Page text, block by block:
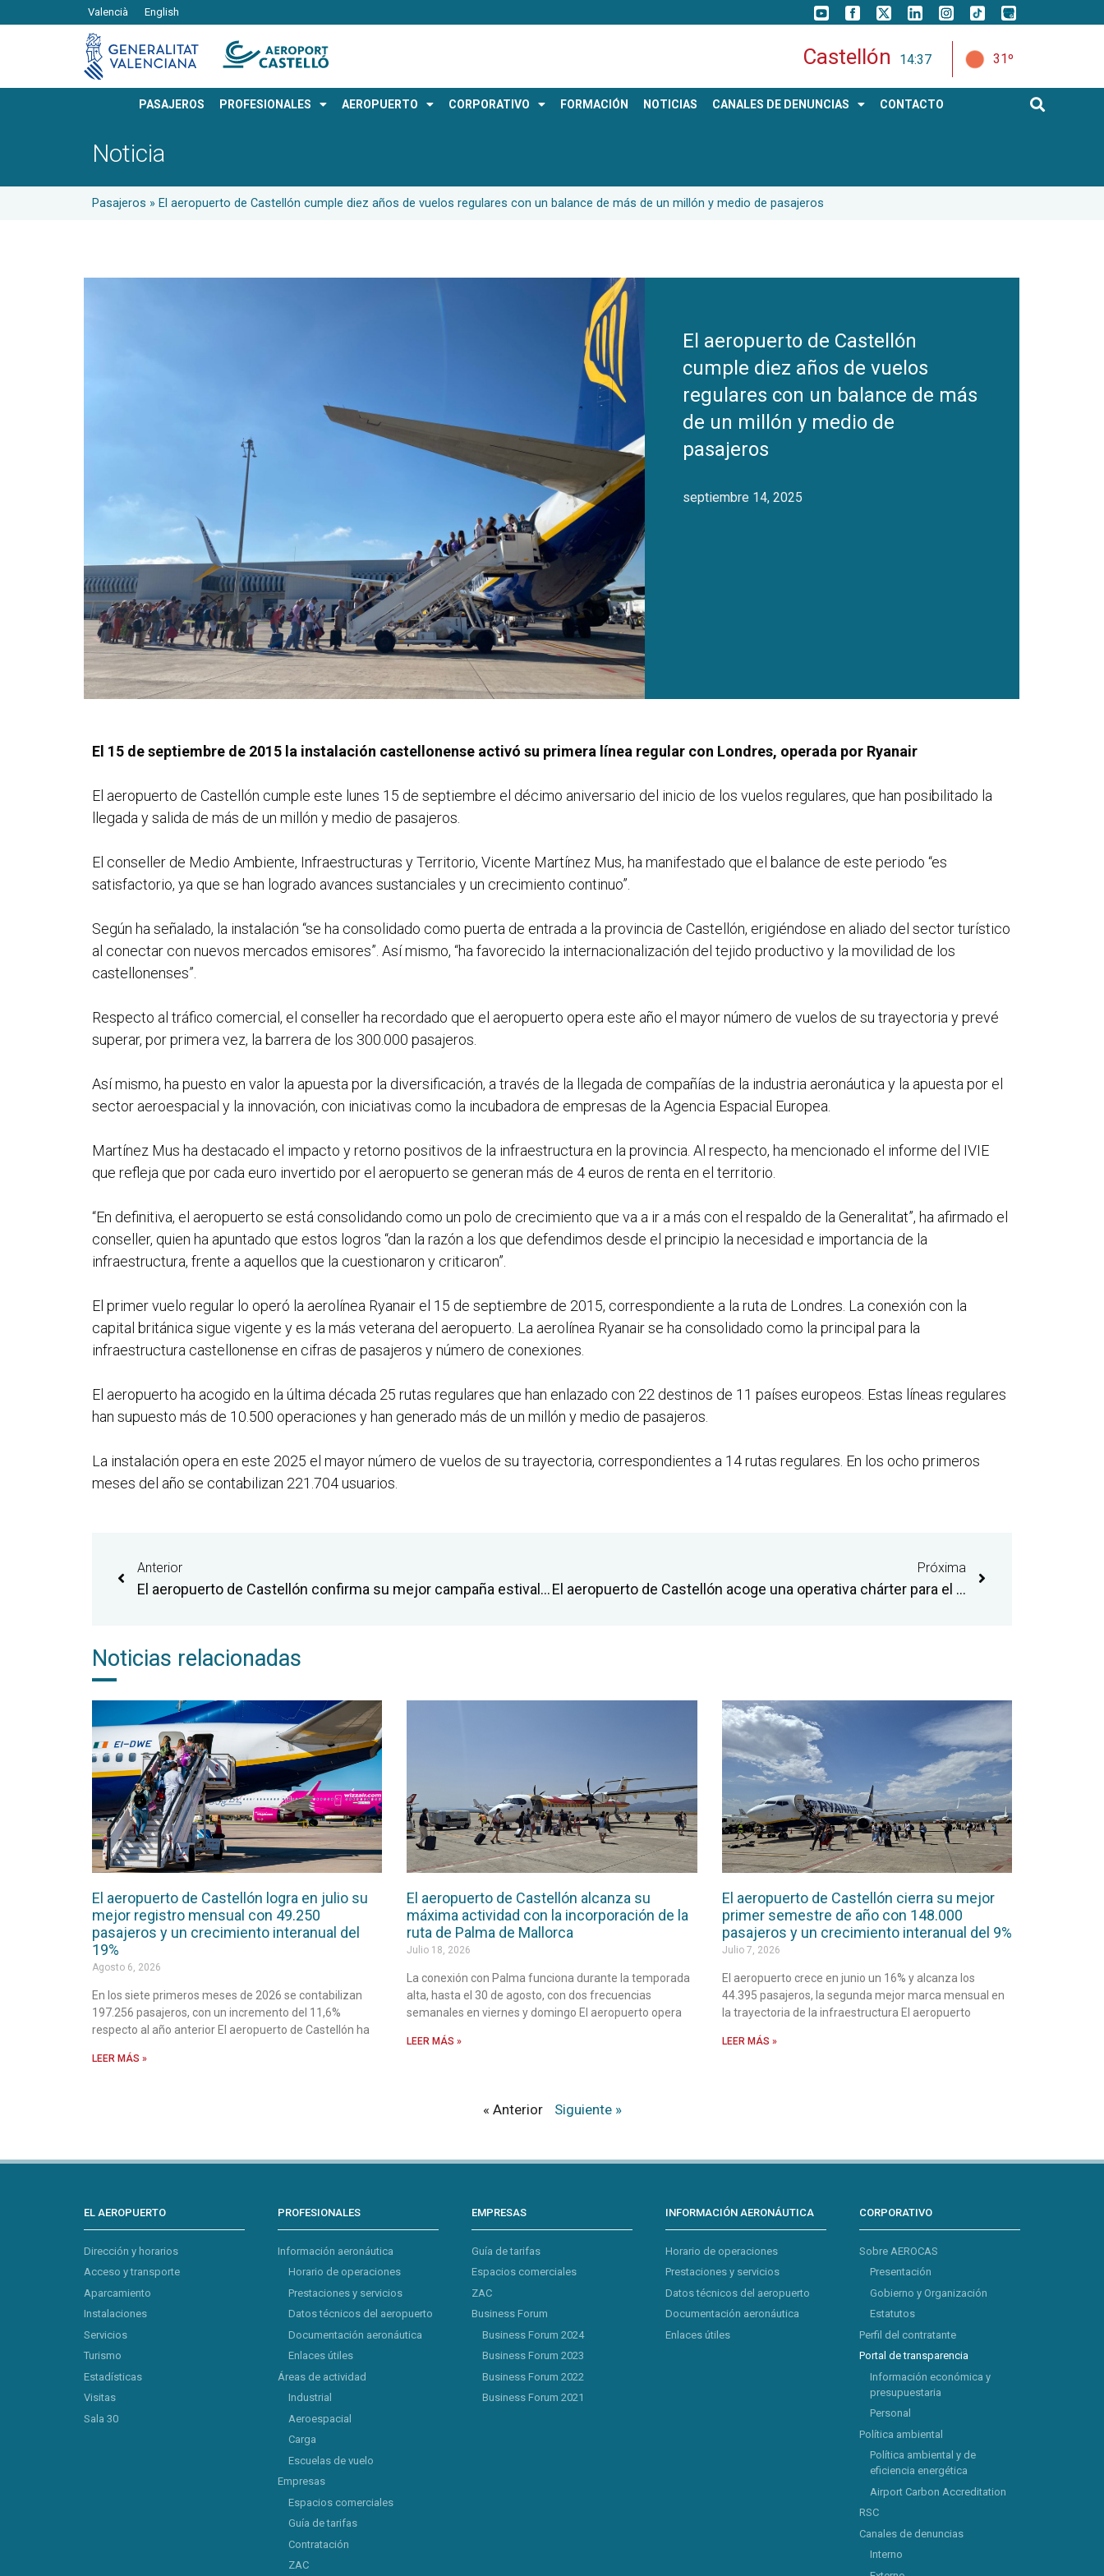
Valencià English
Castellón 14:37 31º
PASAJEROS PROFESIONALES AEROPUERTO CORPORATIVO FORMACIÓN NOTICIAS CANALES DE DENUNCIAS CONTACTO
Noticia
Pasajeros » El aeropuerto de Castellón cumple diez años de vuelos regulares con un balance de más de un millón y medio de pasajeros
El aeropuerto de Castellón
cumple diez años de vuelos
regulares con un balance de más
de un millón y medio de
pasajeros
septiembre 14, 2025
El 15 de septiembre de 2015 la instalación castellonense activó su primera línea regular con Londres, operada por Ryanair
El aeropuerto de Castellón cumple este lunes 15 de septiembre el décimo aniversario del inicio de los vuelos regulares, que han posibilitado la
llegada y salida de más de un millón y medio de pasajeros.
El conseller de Medio Ambiente, Infraestructuras y Territorio, Vicente Martínez Mus, ha manifestado que el balance de este periodo “es
satisfactorio, ya que se han logrado avances sustanciales y un crecimiento continuo”.
Según ha señalado, la instalación “se ha consolidado como puerta de entrada a la provincia de Castellón, erigiéndose en aliado del sector turístico
al conectar con nuevos mercados emisores”. Así mismo, “ha favorecido la internacionalización del tejido productivo y la movilidad de los
castellonenses”.
Respecto al tráfico comercial, el conseller ha recordado que el aeropuerto opera este año el mayor número de vuelos de su trayectoria y prevé
superar, por primera vez, la barrera de los 300.000 pasajeros.
Así mismo, ha puesto en valor la apuesta por la diversificación, a través de la llegada de compañías de la industria aeronáutica y la apuesta por el
sector aeroespacial y la innovación, con iniciativas como la incubadora de empresas de la Agencia Espacial Europea.
Martínez Mus ha destacado el impacto y retorno positivos de la infraestructura en la provincia. Al respecto, ha mencionado el informe del IVIE
que refleja que por cada euro invertido por el aeropuerto se generan más de 4 euros de renta en el territorio.
“En definitiva, el aeropuerto se está consolidando como un polo de crecimiento que va a ir a más con el respaldo de la Generalitat”, ha afirmado el
conseller, quien ha apuntado que estos logros “dan la razón a los que defendimos desde el principio la necesidad e importancia de la
infraestructura, frente a aquellos que la cuestionaron y criticaron”.
El primer vuelo regular lo operó la aerolínea Ryanair el 15 de septiembre de 2015, correspondiente a la ruta de Londres. La conexión con la
capital británica sigue vigente y es la más veterana del aeropuerto. La aerolínea Ryanair se ha consolidado como la principal para la
infraestructura castellonense en cifras de pasajeros y número de conexiones.
El aeropuerto ha acogido en la última década 25 rutas regulares que han enlazado con 22 destinos de 11 países europeos. Estas líneas regulares
han supuesto más de 10.500 operaciones y han generado más de un millón y medio de pasajeros.
La instalación opera en este 2025 el mayor número de vuelos de su trayectoria, correspondientes a 14 rutas regulares. En los ocho primeros
meses del año se contabilizan 221.704 usuarios.
Anterior
El aeropuerto de Castellón confirma su mejor campaña estival y registra en agosto un nuevo récord mensual con casi 45.000 pasajeros
Próxima
El aeropuerto de Castellón acoge una operativa chárter para el traslado de más de mil de delegados del sector cerámico a la feria Cersaie de Bolonia
Noticias relacionadas
El aeropuerto de Castellón logra en julio su
mejor registro mensual con 49.250
pasajeros y un crecimiento interanual del
19%
Agosto 6, 2026
En los siete primeros meses de 2026 se contabilizan
197.256 pasajeros, con un incremento del 11,6%
respecto al año anterior El aeropuerto de Castellón ha
LEER MÁS »
El aeropuerto de Castellón alcanza su
máxima actividad con la incorporación de la
ruta de Palma de Mallorca
Julio 18, 2026
La conexión con Palma funciona durante la temporada
alta, hasta el 30 de agosto, con dos frecuencias
semanales en viernes y domingo El aeropuerto opera
LEER MÁS »
El aeropuerto de Castellón cierra su mejor
primer semestre de año con 148.000
pasajeros y un crecimiento interanual del 9%
Julio 7, 2026
El aeropuerto crece en junio un 16% y alcanza los
44.395 pasajeros, la segunda mejor marca mensual en
la trayectoria de la infraestructura El aeropuerto
LEER MÁS »
« Anterior Siguiente »
EL AEROPUERTO
Dirección y horarios
Acceso y transporte
Aparcamiento
Instalaciones
Servicios
Turismo
Estadísticas
Visitas
Sala 30
PROFESIONALES
Información aeronáutica
Horario de operaciones
Prestaciones y servicios
Datos técnicos del aeropuerto
Documentación aeronáutica
Enlaces útiles
Áreas de actividad
Industrial
Aeroespacial
Carga
Escuelas de vuelo
Empresas
Espacios comerciales
Guía de tarifas
Contratación
ZAC
EMPRESAS
Guía de tarifas
Espacios comerciales
ZAC
Business Forum
Business Forum 2024
Business Forum 2023
Business Forum 2022
Business Forum 2021
INFORMACIÓN AERONÁUTICA
Horario de operaciones
Prestaciones y servicios
Datos técnicos del aeropuerto
Documentación aeronáutica
Enlaces útiles
CORPORATIVO
Sobre AEROCAS
Presentación
Gobierno y Organización
Estatutos
Perfil del contratante
Portal de transparencia
Información económica y
presupuestaria
Personal
Política ambiental
Política ambiental y de
eficiencia energética
Airport Carbon Accreditation
RSC
Canales de denuncias
Interno